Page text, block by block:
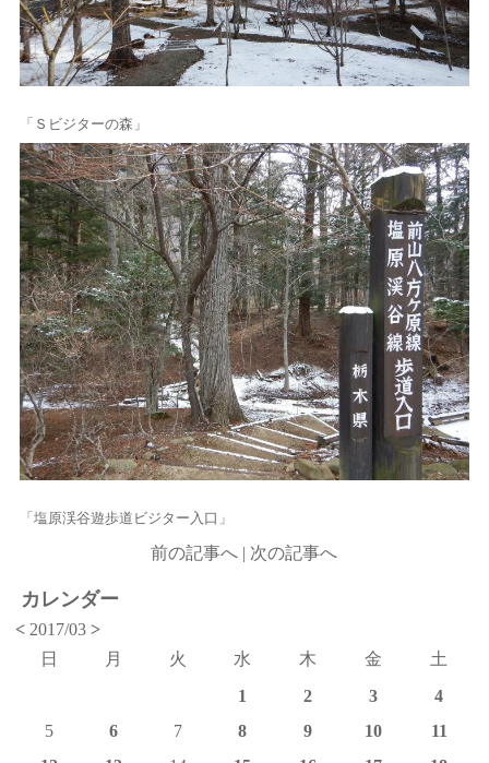
「Ｓビジターの森」
「塩原渓谷遊歩道ビジター入口」
前の記事へ | 次の記事へ
カレンダー
< 2017/03>
日
月 火 水 木 金
土
1
2 3
4
5
6 7 8 9 10
11